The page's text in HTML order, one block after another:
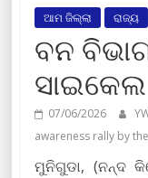
ଆମ ଜିଲ୍ଲା ରାଜ୍ୟ
ବନ
ସାଇକେଲ
07/06/2026
awareness rally by
ମୁନିଗୁଡା, (ନନ୍ଦ